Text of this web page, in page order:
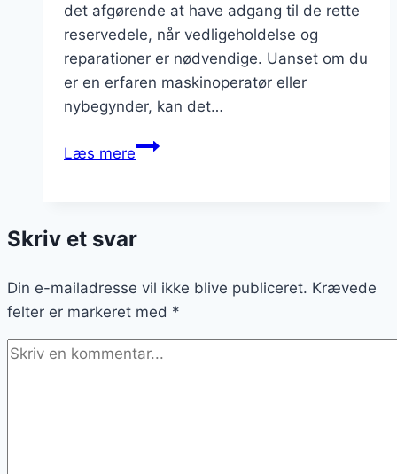
det afgørende at have adgang til de rette
reservedele, når vedligeholdelse og
reparationer er nødvendige. Uanset om du
er en erfaren maskinoperatør eller
nybegynder, kan det…
Læs mereFind
til
Skriv et svar
Din e-mailadresse vil ikke blive publiceret. Krævede
felter er markeret med *